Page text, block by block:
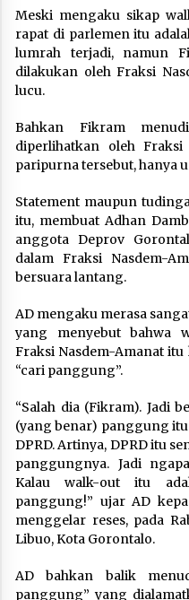
Meski mengaku sikap
rapat di parlemen itu
lumrah terjadi, namun
dilakukan oleh Fraksi
lucu.
Bahkan Fikram
diperlihatkan oleh Fraksi
paripurna tersebut, hanya
Statement maupun
itu, membuat Adhan
anggota Deprov
dalam Fraksi Nasdem-
bersuara lantang.
AD mengaku merasa
yang menyebut bahwa
Fraksi Nasdem-Amanat
“cari panggung”.
“Salah dia (Fikram). Jadi
(yang benar) panggung
DPRD. Artinya, DPRD itu
panggungnya. Jadi
Kalau walk-out itu
panggung!” ujar AD
menggelar reses, pada
Libuo, Kota Gorontalo.
AD bahkan balik
panggung” yang